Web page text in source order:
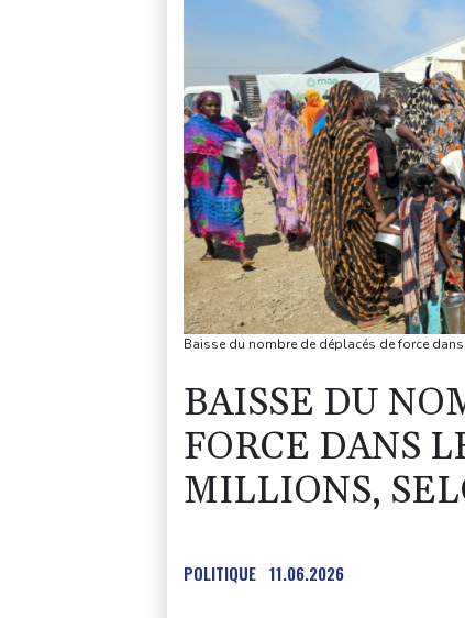
Baisse du nombre de déplacés de force
BAISSE DU
FORCE DANS
MILLIONS,
POLITIQUE 11.06.2026